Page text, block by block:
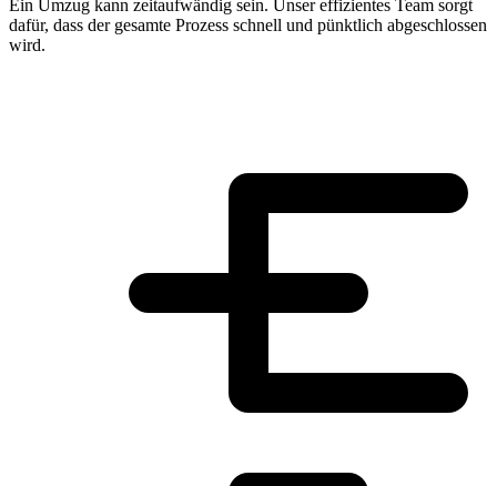
Ein Umzug kann zeitaufwändig sein. Unser effizientes Team sorgt
dafür, dass der gesamte Prozess schnell und pünktlich abgeschlossen
wird.